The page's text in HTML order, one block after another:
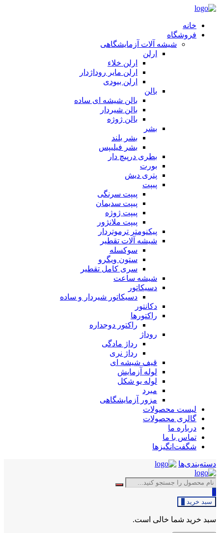
خانه
فروشگاه
شیشه آلات آزمایشگاهی
ارلن
ارلن خلاء
ارلن مایر روداژدار
ارلن بیودی
بالن
بالن شیشه ای ساده
بالن شیردار
بالن ژوژه
بشر
بشر بلند
بشر فیلیپس
بطری درپیچ دار
بورت
پتری دیش
پیپت
پیپت سرنگی
پیپت سدیمان
پیپت ژوژه
پیپت ملانژور
پیکنومتر ترموتردار
شیشه آلات تقطیر
سوکسله
ستون ویگرو
سری کامل تقطیر
شیشه ساعت
دسیکاتور
دسیکاتور شیردار و ساده
دکانتور
راکتورها
راکتور دوجداره
روداژ
رداژ مادگی
رداژ نری
قیف شیشه ای
لوله آزمایش
لوله یو شکل
مبرد
مزور آزمایشگاهی
لیست محصولات
گالری محصولات
درباره ما
تماس با ما
شگفت‌انگیزها
دسته‌بندی‌ها
0
سبد خرید
سبد خرید شما خالی است.